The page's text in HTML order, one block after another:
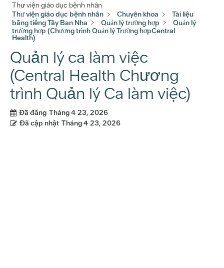
Thư viện giáo dục bệnh nhân
Thư viện giáo dục bệnh nhân
Chuyên khoa
Tài liệu
bằng tiếng Tây Ban Nha
Quản lý trường hợp
Quản lý
trường hợp (Chương trình Quản lý Trường hợpCentral
Health)
Quản lý ca làm việc
(Central Health Chương
trình Quản lý Ca làm việc)
Đã đăng Tháng 4 23, 2026
Đã cập nhật Tháng 4 23, 2026